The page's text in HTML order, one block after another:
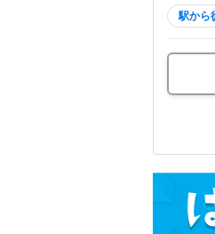
駅から